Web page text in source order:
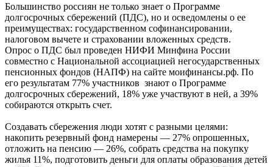
Большинство россиян не только знает о Программе
долгосрочных сбережений (ПДС), но и осведомлены о ее
преимуществах: государственном софинансировании,
налоговом вычете и страховании вложенных средств.
Опрос о ПДС был проведен НИФИ Минфина России
совместно с Национальной ассоциацией негосударственных
пенсионных фондов (НАПФ) на сайте моифинансы.рф. По
его результатам 77% участников знают о Программе
долгосрочных сбережений, 18% уже участвуют в ней, а 39%
собираются открыть счет.
Создавать сбережения люди хотят с разными целями:
накопить резервный фонд намерены — 27% опрошенных,
отложить на пенсию — 26%, собрать средства на покупку
жилья 11%, подготовить деньги для оплаты образования детей